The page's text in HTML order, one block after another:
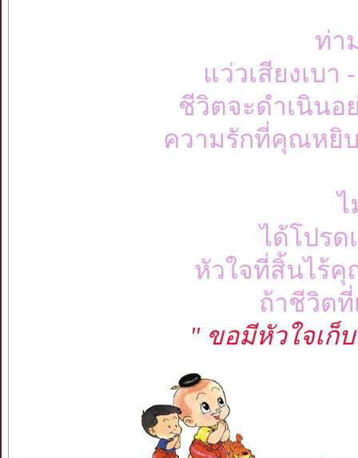
ท่า
แว่วเสียงเบ
ชีวิตจะดำเนินอ
ความรักที่คุณหยิ
ไ
ได้โปรด
หัวใจที่สิ้นไร้คุ
ถ้าชีวิตที่
" ขอมีหัวใจเก็